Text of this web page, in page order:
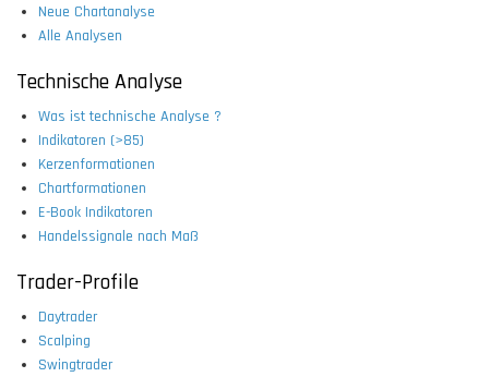
Neue Chartanalyse
Alle Analysen
Technische Analyse
Was ist technische Analyse ?
Indikatoren (>85)
Kerzenformationen
Chartformationen
E-Book Indikatoren
Handelssignale nach Maß
Trader-Profile
Daytrader
Scalping
Swingtrader